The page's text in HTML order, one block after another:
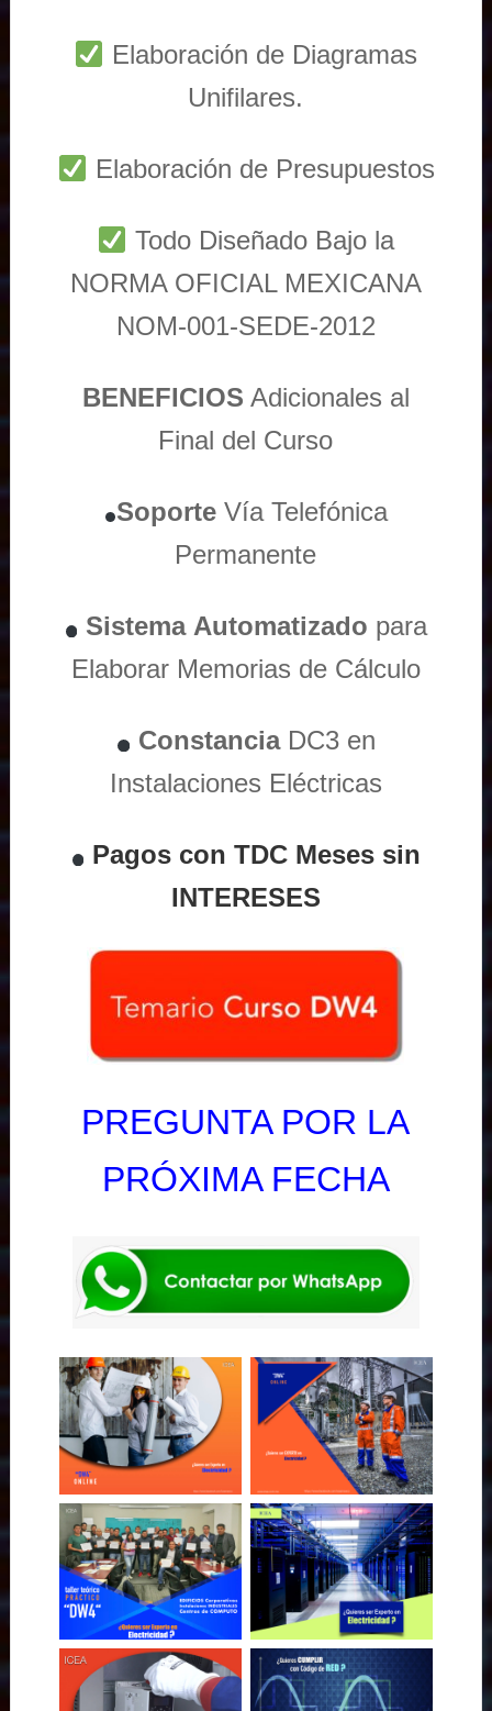
Elaboración de Diagramas
Unifilares.
Elaboración de Presupuestos
Todo Diseñado Bajo la
NORMA OFICIAL MEXICANA
NOM-001-SEDE-2012
BENEFICIOS Adicionales al
Final del Curso
Soporte Vía Telefónica
Permanente
Sistema Automatizado para
Elaborar Memorias de Cálculo
ConstanciaDC3 en
Instalaciones Eléctricas
Pagos con TDC Meses sin
INTERESES
PREGUNTA POR LA
PRÓXIMA FECHA